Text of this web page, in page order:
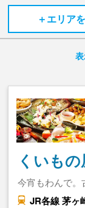
＋エリア
くいも
今宵もわんで。
JR各線 茅ヶ